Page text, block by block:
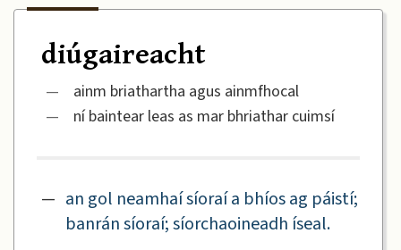
diúgaireacht
—
ainm briathartha agus ainmfhocal
—
ní baintear leas as mar bhriathar cuimsí
— an gol neamhaí síoraí a bhíos ag páistí;
banrán síoraí; síorchaoineadh íseal.